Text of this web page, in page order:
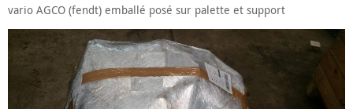
vario AGCO (fendt) emballé posé sur palette et support